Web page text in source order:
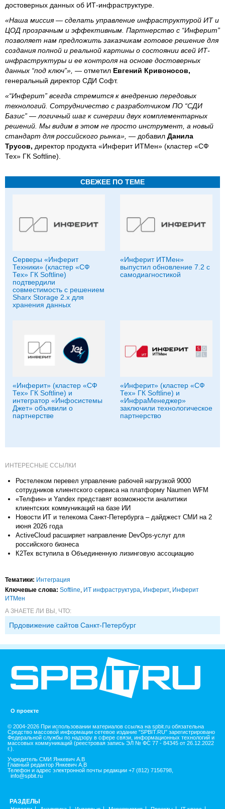
достоверных данных об ИТ-инфраструктуре.
«Наша миссия — сделать управление инфраструктурой ИТ и
ЦОД прозрачным и эффективным. Партнерство с “Инферит”
позволяет нам предложить заказчикам готовое решение для
создания полной и реальной картины о состоянии всей ИТ-
инфраструктуры и ее контроля на основе достоверных
данных “под ключ”», — отметил Евгений Кривоносов,
генеральный директор СДИ Софт.
«“Инферит” всегда стремится к внедрению передовых
технологий. Сотрудничество с разработчиком ПО “СДИ
Базис” — логичный шаг к синергии двух комплементарных
решений. Мы видим в этом не просто инструмент, а новый
стандарт для российского рынка», — добавил Данила
Трусов, директор продукта «Инферит ИТМен» (кластер «СФ
Тех» ГК Softline).
СВЕЖЕЕ ПО ТЕМЕ
Серверы «Инферит
Техники» (кластер «СФ
Тех» ГК Softline)
подтвердили
совместимость с решением
Sharx Storage 2.x для
хранения данных
«Инферит ИТМен»
выпустил обновление 7.2 с
самодиагностикой
«Инферит» (кластер «СФ
Тех» ГК Softline) и
интегратор «Инфосистемы
Джет» объявили о
партнерстве
«Инферит» (кластер «СФ
Тех» ГК Softline) и
«ИнфраМенеджер»
заключили технологическое
партнерство
ИНТЕРЕСНЫЕ ССЫЛКИ
Ростелеком перевел управление рабочей нагрузкой 9000
сотрудников клиентского сервиса на платформу Naumen WFM
«Телфин» и Yandex представят возможности аналитики
клиентских коммуникаций на базе ИИ
Новости ИТ и телекома Санкт-Петербурга – дайджест СМИ на 2
июня 2026 года
ActiveCloud расширяет направление DevOps-услуг для
российского бизнеса
К2Тех вступила в Объединенную лизинговую ассоциацию
Тематики: Интеграция
Ключевые слова: Softline, ИТ инфраструктура, Инферит, Инферит
ИТМен
А ЗНАЕТЕ ЛИ ВЫ, ЧТО:
Прдовижение сайтов Санкт-Петербург
О проекте
© 2004-2026 При использовании материалов ссылка на spbit.ru обязательна
Средство массовой информации сетевое издание "SPBIT.RU" зарегистрировано
Федеральной службы по надзору в сфере связи, информационных технологий и
массовых коммуникаций (реестровая запись ЭЛ № ФС 77 - 84345 от 26.12.2022
г.).
Учредитель СМИ Янкевич А.В
Главный редактор Янкевич А.В
Телефон и адрес электронной почты редакции +7 (812) 7156798,
info@spbit.ru
РАЗДЕЛЫ